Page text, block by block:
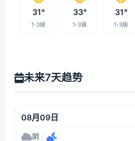
31°
1-3级
33°
1-3级
31°
1-3级
未来7天趋势
08月09日
阴